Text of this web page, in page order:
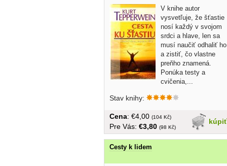
V knihe autor
vysvetľuje, že šťastie
nosí každý v svojom
srdci a hlave, len sa
musí naučiť odhaliť ho
a zistiť, čo vlastne
preňho znamená.
Ponúka testy a
cvičenia,...
Stav knihy:
kúpiť
Cena: €4,00 (104 Kč)
Pre Vás: €3,80 (98 Kč)
Cesty k lidem